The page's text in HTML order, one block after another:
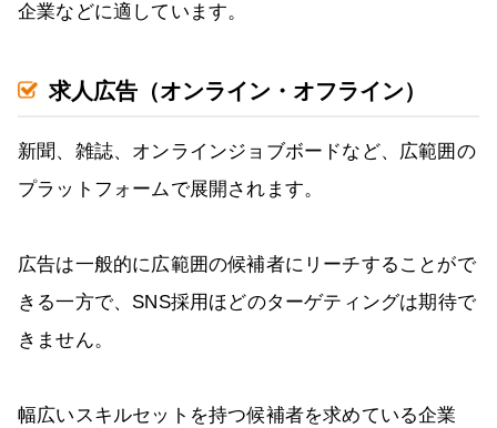
企業などに適しています。
求人広告（オンライン・オフライン）
新聞、雑誌、オンラインジョブボードなど、広範囲の
プラットフォームで展開されます。
広告は一般的に広範囲の候補者にリーチすることがで
きる一方で、SNS採用ほどのターゲティングは期待で
きません。
幅広いスキルセットを持つ候補者を求めている企業